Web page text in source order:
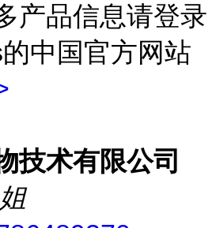
产品信息请登录
中国官方网站
技术有限公司